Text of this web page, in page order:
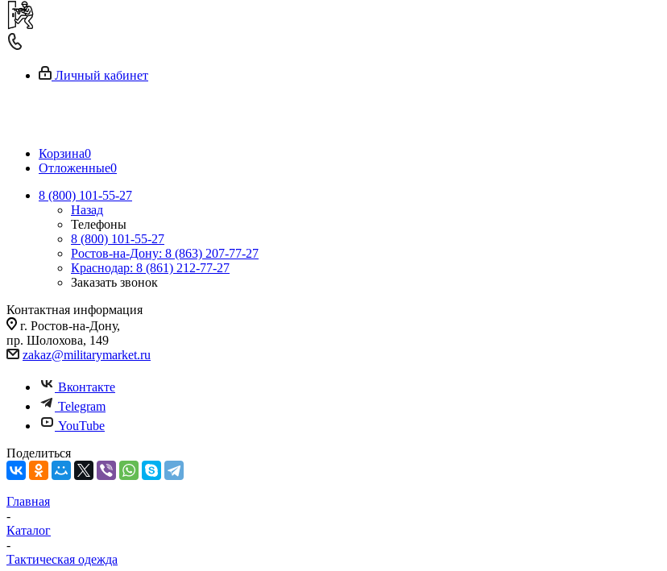
Личный кабинет
Корзина0
Отложенные0
8 (800) 101-55-27
Назад
Телефоны
8 (800) 101-55-27
Ростов-на-Дону: 8 (863) 207-77-27
Краснодар: 8 (861) 212-77-27
Заказать звонок
Контактная информация
г. Ростов-на-Дону,
пр. Шолохова, 149
zakaz@militarymarket.ru
Вконтакте
Telegram
YouTube
Поделиться
Главная
-
Каталог
-
Тактическая одежда